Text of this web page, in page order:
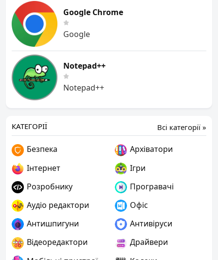
Google Chrome
Google
Notepad++
Notepad++
Всі категорії »
КАТЕГОРІЇ
Безпека
Архіватори
Інтернет
Ігри
Розробнику
Програвачі
Аудіо редактори
Офіс
Антишпигуни
Антивіруси
Відеоредактори
Драйвери